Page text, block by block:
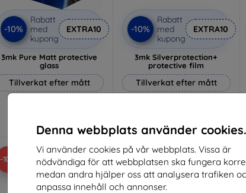
Denna webbplats använder cookies.
Vi använder cookies på vår webbplats. Vissa är
nödvändiga för att webbplatsen ska fungera
medan andra hjälper oss att analysera trafiken
anpassa innehåll och annonser.
-10%
Rabatt
med
kupong
EXTRA10
3mk Pure Matt protective
glass
Tillverkat efter mått
I lager > 5 st
-10%
Rabatt
med
kupong
EXTRA10
3mk Silverprotection+
protective film
Tillverkat efter mått
I lager > 5 st
-10% -10%